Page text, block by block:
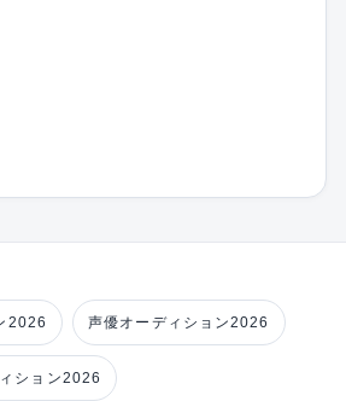
2026 声優オーディション2026
ション2026